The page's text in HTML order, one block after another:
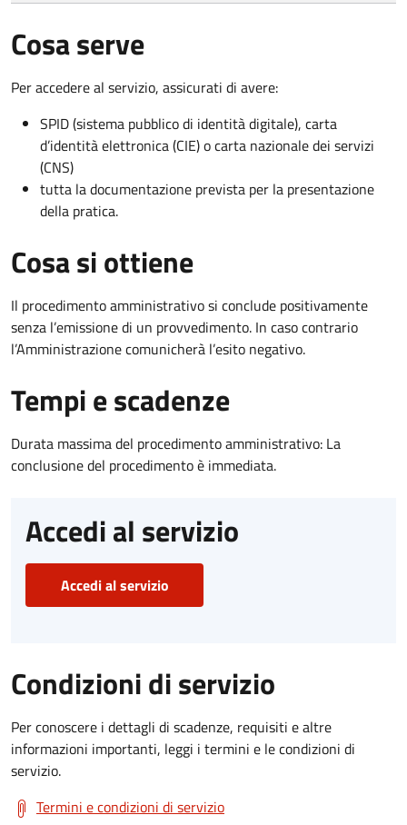
Cosa serve
Per accedere al servizio, assicurati di avere:
SPID (sistema pubblico di identità digitale), carta
d’identità elettronica (CIE) o carta nazionale dei servizi
(CNS)
tutta la documentazione prevista per la presentazione
della pratica.
Cosa si ottiene
Il procedimento amministrativo si conclude positivamente
senza l’emissione di un provvedimento. In caso contrario
l’Amministrazione comunicherà l’esito negativo.
Tempi e scadenze
Durata massima del procedimento amministrativo: La
conclusione del procedimento è immediata.
Accedi al servizio
Accedi al servizio
Condizioni di servizio
Per conoscere i dettagli di scadenze, requisiti e altre
informazioni importanti, leggi i termini e le condizioni di
servizio.
Termini e condizioni di servizio